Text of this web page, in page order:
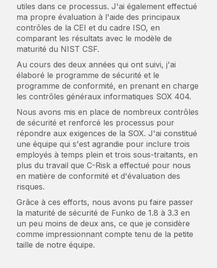
utiles dans ce processus. J'ai également effectué
ma propre évaluation à l'aide des principaux
contrôles de la CEI et du cadre ISO, en
comparant les résultats avec le modèle de
maturité du NIST CSF.
Au cours des deux années qui ont suivi, j'ai
élaboré le programme de sécurité et le
programme de conformité, en prenant en charge
les contrôles généraux informatiques SOX 404.
Nous avons mis en place de nombreux contrôles
de sécurité et renforcé les processus pour
répondre aux exigences de la SOX. J'ai constitué
une équipe qui s'est agrandie pour inclure trois
employés à temps plein et trois sous-traitants, en
plus du travail que C-Risk a effectué pour nous
en matière de conformité et d'évaluation des
risques.
Grâce à ces efforts, nous avons pu faire passer
la maturité de sécurité de Funko de 1.8 à 3.3 en
un peu moins de deux ans, ce que je considère
comme impressionnant compte tenu de la petite
taille de notre équipe.